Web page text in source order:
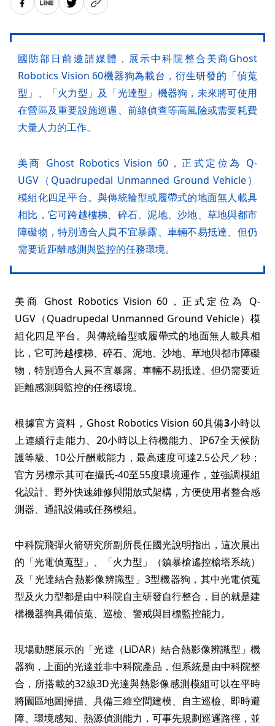
國防部日前邀請媒體，展示中科院整合美商Ghost
Robotics Vision 60機器狗為載台，衍生研發的「偵蒐
型」、「火力型」及「光達型」機器狗，未來將可使用
在營區及重要設施巡邏、前線偵查等高風險或需要耗費
大量人力的工作。
美商 Ghost Robotics Vision 60，正式定位為 Q-
UGV（Quadrupedal Unmanned Ground Vehicle）
模組化四足平台。與傳統輪型或履帶式的地面無人載具
相比，它可跨越樓梯、碎石、泥地、沙地、草地與都市
障礙物，特別適合人員不宜暴露、車輛不易抵達、但仍
需要近距離感測與監控的任務環境。
美商 Ghost Robotics Vision 60，正式定位為 Q-
UGV（Quadrupedal Unmanned Ground Vehicle）模
組化四足平台。與傳統輪型或履帶式的地面無人載具相
比，它可跨越樓梯、碎石、泥地、沙地、草地與都市障礙
物，特別適合人員不宜暴露、車輛不易抵達、但仍需要近
距離感測與監控的任務環境。
根據官方資料，Ghost Robotics Vision 60具備3小時以
上連續行走能力、20小時以上待機能力、IP67全天候防
護等級、10公斤酬載能力，最高速度可達2.5公尺／秒；
官方另標示其可在攝氏-40至55度環境運作，並強調模組
化設計、野外快速維修與開放式架構，方便使用者整合感
測器、通訊設備或任務模組。
中科院飛彈火箭研究所副所長任國光說明指出，這次展出
的「光電偵蒐型」、「火力型」（鎮暴槍遙控槍塔系統）
及「光達結合熱影像辨識型」3型機器狗，其中光電偵蒐
型及火力型都是由中科院自主研發自行整合，目的就是建
構機器狗具備偵蒐、巡檢、警戒與目標監控能力。
現場動態展示的「光達（LiDAR）結合熱影像辨識型」機
器狗，上面的光達並非中科院產品，但系統是由中科院整
合，所搭載的32線3D光達與熱影像感測模組可以在平時
將園區地圖掃描、具備三維空間建模、自主巡檢、即時避
障、環境感知、熱源偵測能力，可事先規劃巡邏路徑，並